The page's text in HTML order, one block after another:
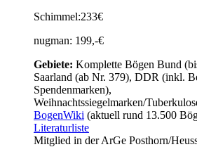
Schimmel:233€
nugman: 199,-€
Gebiete: Komplette Bögen Bund
Saarland (ab Nr. 379), DDR (inkl.
Spendenmarken),
Weihnachtssiegelmarken/
BogenWiki (aktuell rund 13.500
Literaturliste
Mitglied in der ArGe Posthorn/